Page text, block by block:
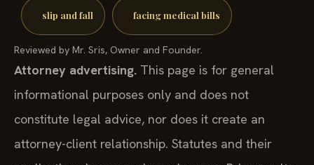
slip and fall facing medical bills
Reviewed by Mr. Sris, Owner and Founder.
Attorney advertising. This page is for general
informational purposes only and does not
constitute legal advice, nor does it create an
attorney-client relationship. Statutes and their